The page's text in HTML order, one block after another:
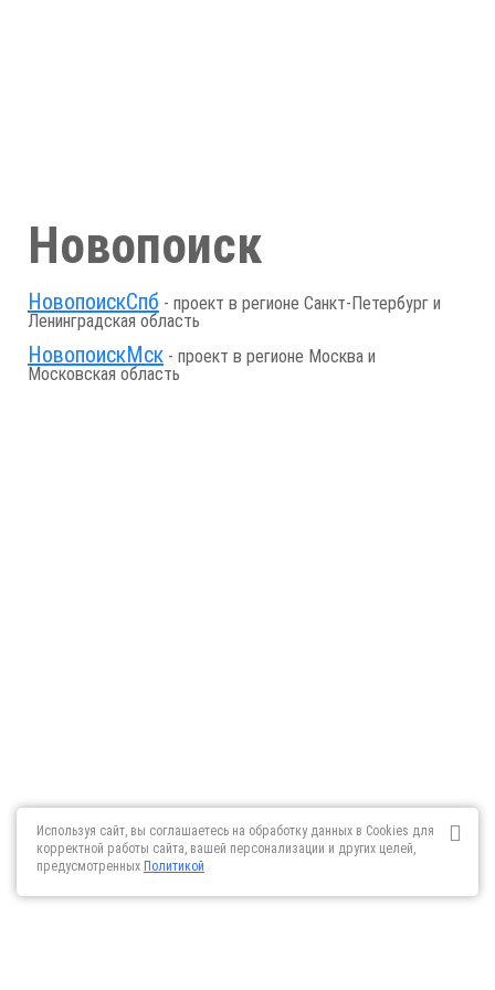
Новопоиск
НовопоискСпб - проект в регионе Санкт-Петербург и
Ленинградская область
НовопоискМск - проект в регионе Москва и
Московская область
Используя сайт, вы соглашаетесь на обработку данных в Cookies для
корректной работы сайта, вашей персонализации и других целей,
предусмотренных Политикой